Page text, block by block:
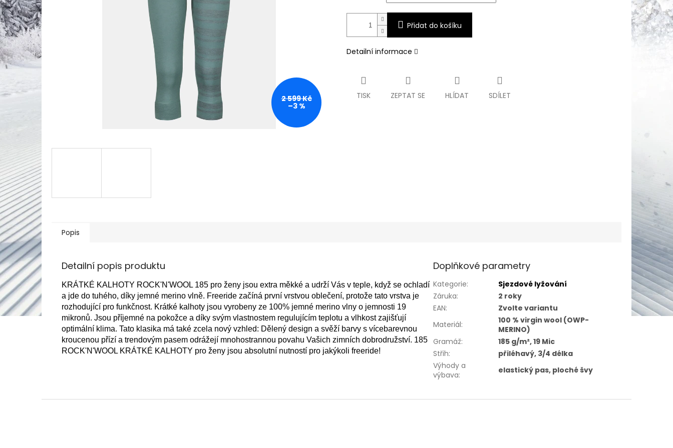
2 599 Kč
–3 %
Přidat do košíku
Detailní informace
TISK ZEPTAT SE HLÍDAT SDÍLET
Popis
Detailní popis produktu
KRÁTKÉ KALHOTY ROCK'N'WOOL 185 pro ženy jsou extra měkké a udrží Vás v teple, když se ochladí
a jde do tuhého, díky jemné merino vlně. Freeride začíná první vrstvou oblečení, protože tato vrstva je
rozhodující pro funkčnost. Krátké kalhoty jsou vyrobeny ze 100% jemné merino vlny o jemnosti 19
mikronů. Jsou příjemné na pokožce a díky svým vlastnostem regulujícím teplotu a vlhkost zajišťují
optimální klima. Tato klasika má také zcela nový vzhled: Dělený design a svěží barvy s vícebarevnou
kroucenou přízí a trendovým pasem odrážejí mnohostrannou povahu Vašich zimních dobrodružství. 185
ROCK'N'WOOL KRÁTKÉ KALHOTY pro ženy jsou absolutní nutností pro jakýkoli freeride!
Doplňkové parametry
Kategorie:
Sjezdové lyžování
Záruka:
2 roky
EAN:
Zvolte variantu
Materiál:
100 % virgin wool (OWP-
MERINO)
Gramáž:
185 g/m², 19 Mic
Střih:
přiléhavý, 3/4 délka
Výhody a
výbava: elastický pas, ploché švy